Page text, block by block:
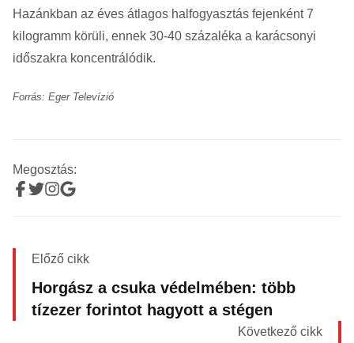
Hazánkban az éves átlagos halfogyasztás fejenként 7
kilogramm körüli, ennek 30-40 százaléka a karácsonyi
időszakra koncentrálódik.
Forrás: Eger Televízió
Megosztás:
Előző cikk
Horgász a csuka védelmében: több
tízezer forintot hagyott a stégen
Következő cikk